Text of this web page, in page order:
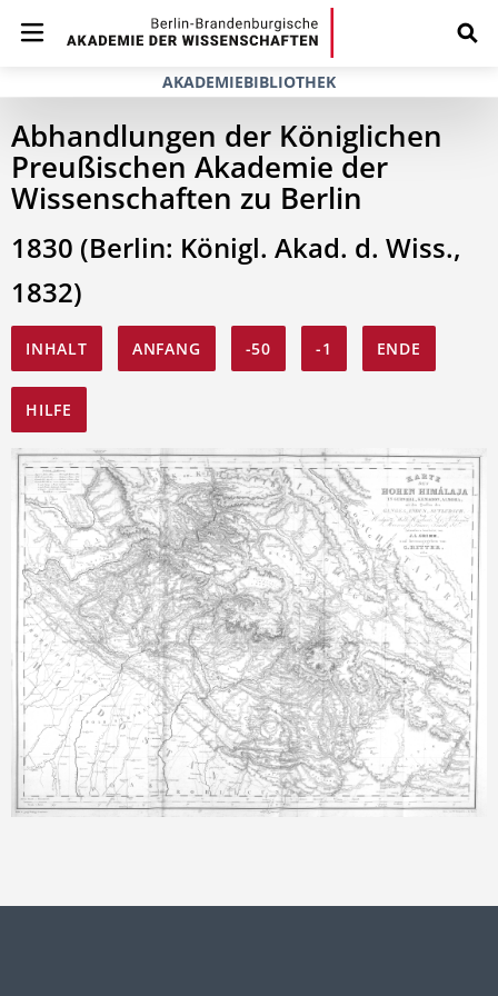
AKADEMIEBIBLIOTHEK
Abhandlungen der Königlichen
Preußischen Akademie der
Wissenschaften zu Berlin
1830 (Berlin: Königl. Akad. d. Wiss.,
1832)
INHALT ANFANG -50 -1 ENDE
HILFE